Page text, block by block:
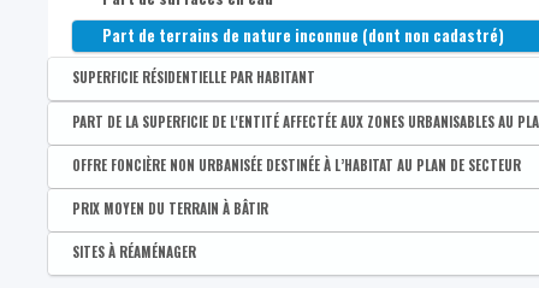
Part de terrains de nature inconnue (dont non cadastré)
SUPERFICIE RÉSIDENTIELLE PAR HABITANT
Disponible par :Commune - Arrondissement - Province - Bassin EFE - Zone de
Superficie résidentielle par habitant (m²)
PART DE LA SUPERFICIE DE L'ENTITÉ AFFECTÉE AUX ZONES URBANISABLES AU
Disponible par :Commune - Arrondissement - Province - Bassin EFE - Zone de
Part de la superficie destinée à l'urbanisation ou ZACC
Part de la superficie affectée à de l'activité économique mixte
Part de la superficie affectée à de l'activité économique
OFFRE FONCIÈRE NON URBANISÉE DESTINÉE À L’HABITAT AU PLAN DE SECTEUR
Disponible par :Commune - Arrondissement - Province - Bassin EFE - Zone de
Part d'offre foncière non urbanisée destinée à l'habitat au
PRIX MOYEN DU TERRAIN À BÂTIR
Disponible par :Commune - Arrondissement - Province
SITES À RÉAMÉNAGER